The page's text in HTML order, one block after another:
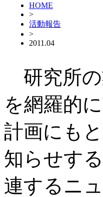
HOME
>
活動報告
>
2011.04
研究所の
を網羅的
計画にも
知らせす
連するニ